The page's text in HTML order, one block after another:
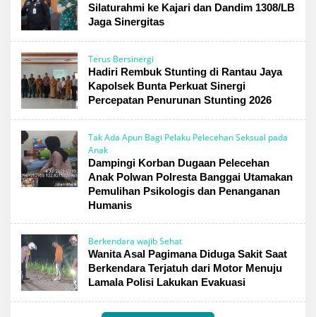
Silaturahmi ke Kajari dan Dandim 1308/LB
Jaga Sinergitas
Terus Bersinergi
Hadiri Rembuk Stunting di Rantau Jaya
Kapolsek Bunta Perkuat Sinergi
Percepatan Penurunan Stunting 2026
Tak Ada Apun Bagi Pelaku Pelecehan Seksual pada
Anak
Dampingi Korban Dugaan Pelecehan
Anak Polwan Polresta Banggai Utamakan
Pemulihan Psikologis dan Penanganan
Humanis
Berkendara wajib Sehat
Wanita Asal Pagimana Diduga Sakit Saat
Berkendara Terjatuh dari Motor Menuju
Lamala Polisi Lakukan Evakuasi